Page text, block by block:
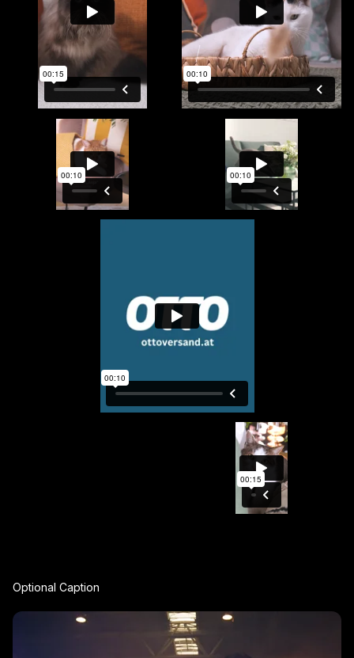
Optional Caption